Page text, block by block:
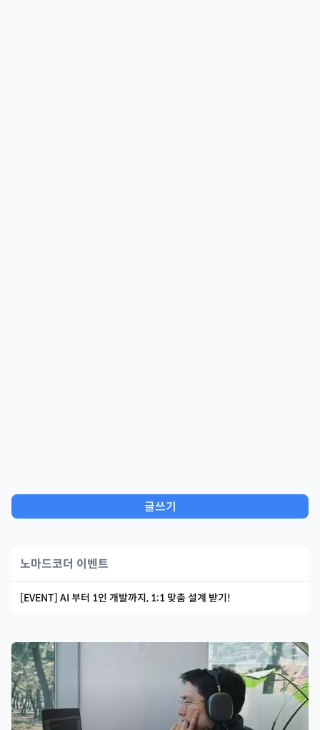
글쓰기
노마드코더 이벤트
[EVENT] AI 부터 1인 개발까지, 1:1 맞춤 설계 받기!